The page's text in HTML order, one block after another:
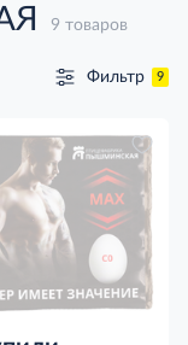
9 товаров
Фильтр 9